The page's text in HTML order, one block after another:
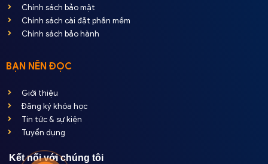
Chính sách bảo mật
Chính sách cài đặt phần mềm
Chính sách bảo hành
BẠN NÊN ĐỌC
Giới thiệu
Đăng ký khóa học
Tin tức & sự kiện
Tuyển dụng
Kết nối với chúng tôi